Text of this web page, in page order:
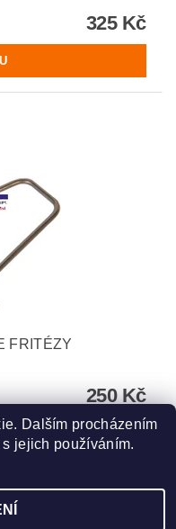
325 Kč
FRITÉZY
250 Kč
Dalším procházením
jejich používáním.